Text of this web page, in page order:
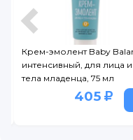
Крем-эмолент Baby
интенсивный, для лица и
тела младенца, 75 мл
405